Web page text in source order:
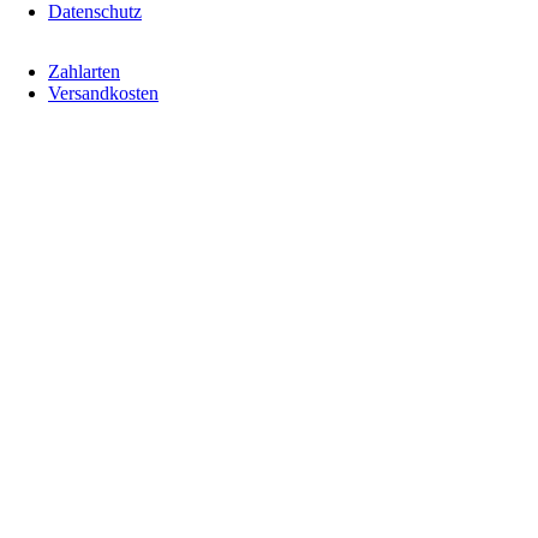
Datenschutz
überspringen
Zahlarten
Versandkosten